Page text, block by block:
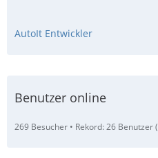
AutoIt Entwickler
Benutzer online
269 Besucher Rekord: 26 Benutzer (